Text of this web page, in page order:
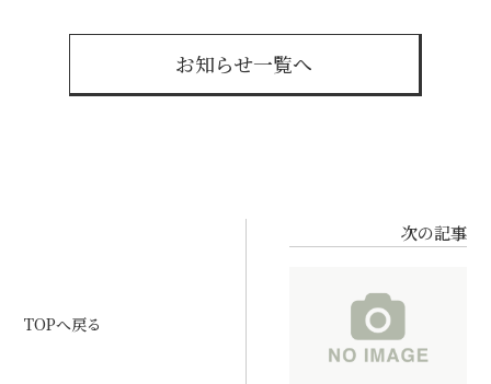
お知らせ一覧へ
TOPへ戻る
次の記事